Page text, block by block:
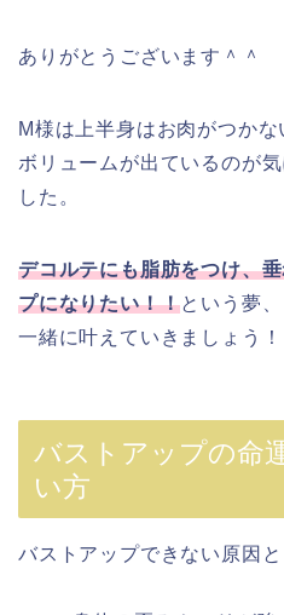
ありがとうございます＾＾
M様は上半身はお肉がつか
ボリュームが出ているのが
した。
デコルテにも脂肪をつけ、
プになりたい！！という夢、
一緒に叶えていきましょう！
バストアップの命
い方
バストアップできない原因と